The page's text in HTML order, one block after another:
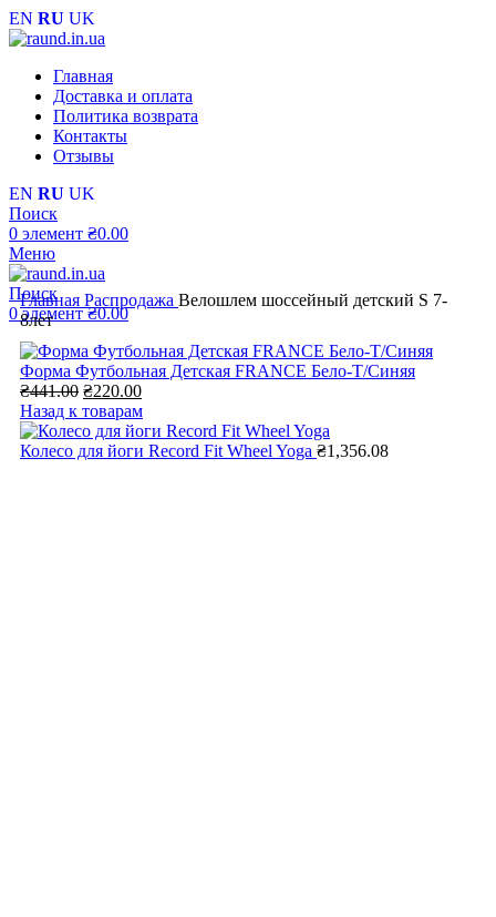
EN RU UK
Главная
Доставка и оплата
Политика возврата
Контакты
Отзывы
EN RU UK
Поиск
0 элемент ₴0.00
Меню
Поиск
0элемент ₴0.00
Главная Распродажа Велошлем шоссейный детский S 7-
8лет
Форма Футбольная Детская FRANCE Бело-Т/Синяя
₴441.00 Первоначальная
цена
составляла
₴441.00.
₴220.00Текущая
цена:
₴220.00.
Назад к товарам
Колесо для йоги Record Fit Wheel Yoga ₴1,356.08